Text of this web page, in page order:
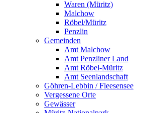
Waren (Müritz)
Malchow
Röbel/Müritz
Penzlin
Gemeinden
Amt Malchow
Amt Penzliner Land
Amt Röbel-Müritz
Amt Seenlandschaft
Göhren-Lebbin / Fleesensee
Vergessene Orte
Gewässer